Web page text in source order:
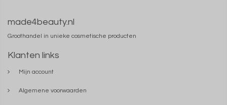
made4beauty.nl
Groothandel in unieke cosmetische producten
Klanten links
Mijn account
Algemene voorwaarden